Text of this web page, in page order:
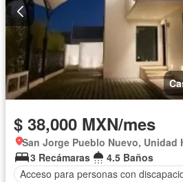
$ 38,000 MXN/mes
3 Recámaras
4.5 Baños
Acceso para personas con